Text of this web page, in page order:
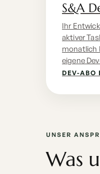
S&A
Ihr
aktiver
monatlich
eigene
DEV-ABO
UNSER
Was